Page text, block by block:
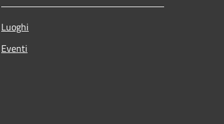
Luoghi
Eventi